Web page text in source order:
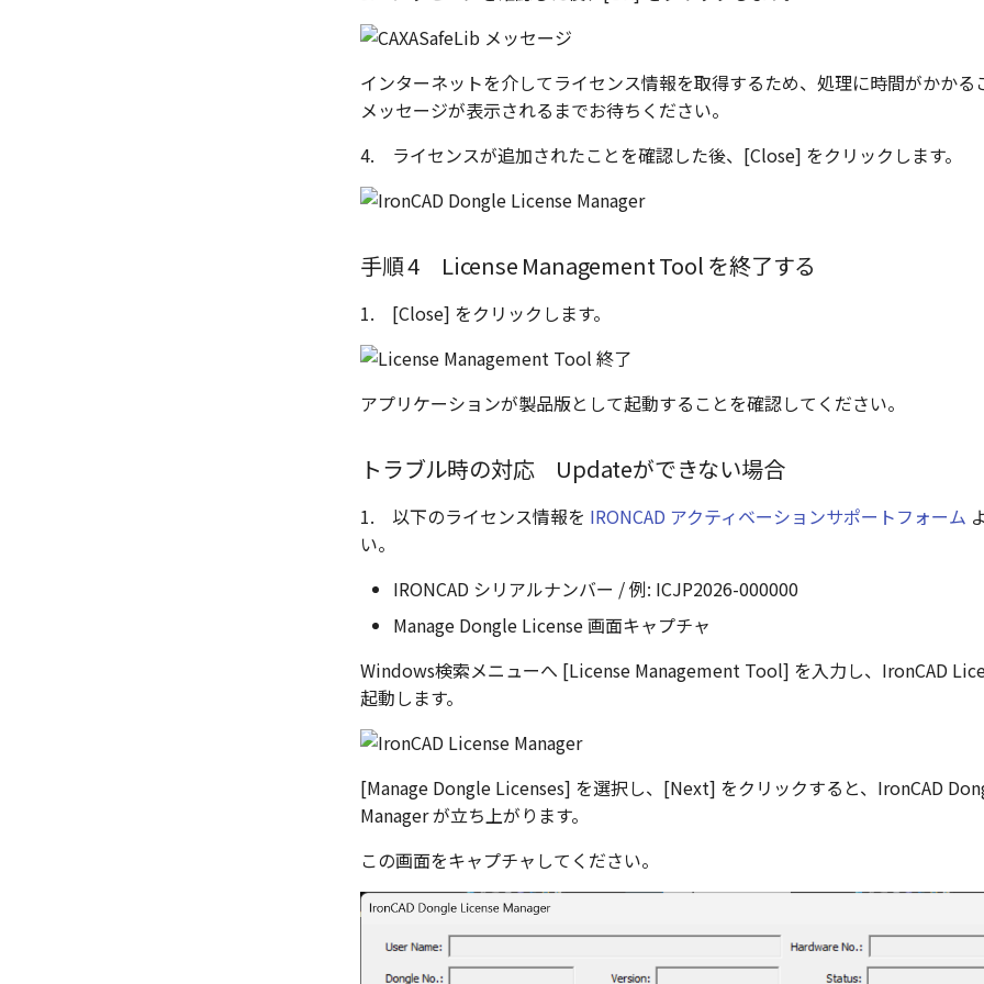
インターネットを介してライセンス情報を取得するため、処理に時間がかかる
メッセージが表示されるまでお待ちください。
4. ライセンスが追加されたことを確認した後、[Close] をクリックします。
手順 4 License Management Tool を終了する
1. [Close] をクリックします。
アプリケーションが製品版として起動することを確認してください。
トラブル時の対応 Updateができない場合
1. 以下のライセンス情報を IRONCAD アクティベーションサポートフォーム
い。
IRONCAD シリアルナンバー / 例: ICJP2026-000000
Manage Dongle License 画面キャプチャ
Windows検索メニューへ [License Management Tool] を入力し、IronCAD
起動します。
[Manage Dongle Licenses] を選択し、[Next] をクリックすると、IronCAD
Manager が立ち上がります。
この画面をキャプチャしてください。